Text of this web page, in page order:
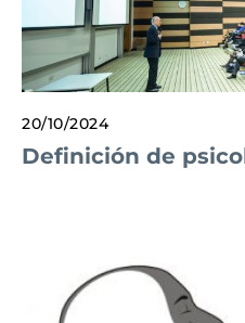
20/10/2024
Definición de